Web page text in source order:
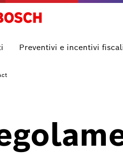
Preventivi e incentivi fiscali